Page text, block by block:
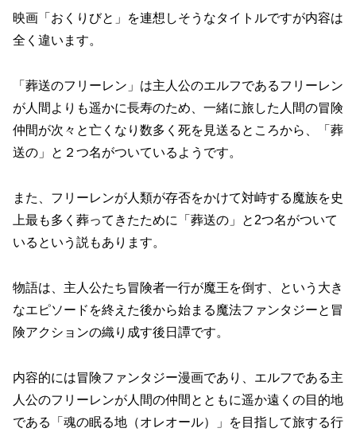
映画「おくりびと」を連想しそうなタイトルですが内容は
全く違います。
「葬送のフリーレン」は主人公のエルフであるフリーレン
が人間よりも遥かに長寿のため、一緒に旅した人間の冒険
仲間が次々と亡くなり数多く死を見送るところから、「葬
送の」と２つ名がついているようです。
また、フリーレンが人類が存否をかけて対峙する魔族を史
上最も多く葬ってきたために「葬送の」と2つ名がついて
いるという説もあります。
物語は、主人公たち冒険者一行が魔王を倒す、という大き
なエピソードを終えた後から始まる魔法ファンタジーと冒
険アクションの織り成す後日譚です。
内容的には冒険ファンタジー漫画であり、エルフである主
人公のフリーレンが人間の仲間とともに遥か遠くの目的地
である「魂の眠る地（オレオール）」を目指して旅する行